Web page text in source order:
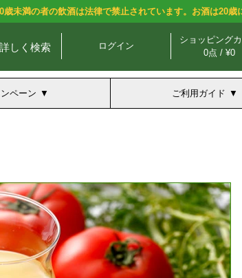
歳未満の者の飲酒は法律で禁止されています。お酒は20歳
詳しく検索 ログイン
ショッピング
0点 / ¥0
ペーン ご利用ガイド